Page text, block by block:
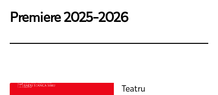
Premiere 2025-2026
Teatru